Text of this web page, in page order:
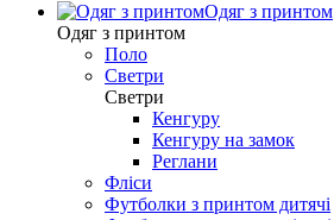
Одяг з принтом
Одяг з принтом
Поло
Светри
Светри
Кенгуру
Кенгуру на замок
Реглани
Фліси
Футболки з принтом дитячі